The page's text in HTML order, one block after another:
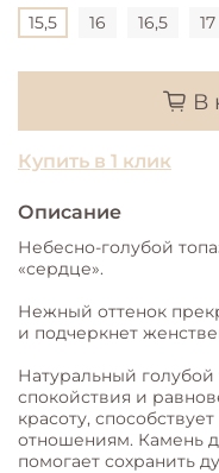
15,5 16 16,5 17
В
Купить в 1 клик
Описание
Небесно-голубой
«сердце».
Нежный оттенок
и подчеркнет
Натуральный голубой
спокойствия и
красоту,
отношениям. Камень
помогает сохранить